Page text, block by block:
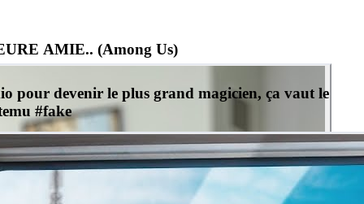
AMIE.. (Among Us)
pour devenir le plus grand magicien, ça vaut le
#fake